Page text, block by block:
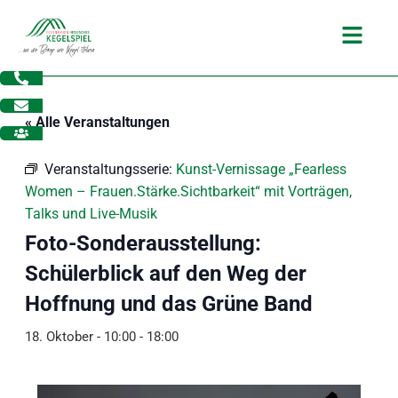
Inhalt
springen
Main
« Alle Veranstaltungen
Veranstaltungsserie: Kunst-Vernissage „Fearless
Women – Frauen.Stärke.Sichtbarkeit“ mit Vorträgen,
Talks und Live-Musik
Foto-Sonderausstellung:
Schülerblick auf den Weg der
Hoffnung und das Grüne Band
18. Oktober - 10:00- 18:00